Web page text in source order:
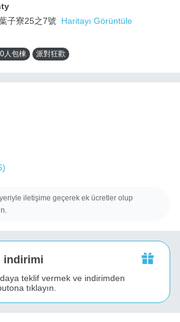
子寮25之7號
Haritayı Görüntüle
人包棟 派對狂歡
iletişime geçerek ek ücretler olup
indirimi
teklif vermek ve indirimden
tıklayın.